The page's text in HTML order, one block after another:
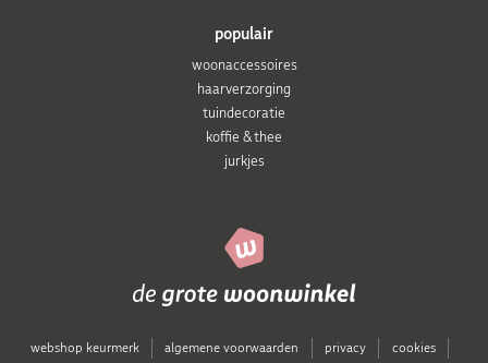
populair
woonaccessoires
haarverzorging
tuindecoratie
koffie & thee
jurkjes
webshop keurmerk algemene voorwaarden privacy
cookies